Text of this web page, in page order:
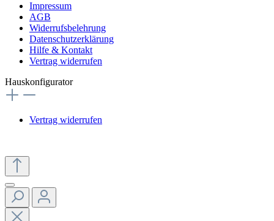
Impressum
AGB
Widerrufsbelehrung
Datenschutzerklärung
Hilfe & Kontakt
Vertrag widerrufen
Hauskonfigurator
Vertrag widerrufen